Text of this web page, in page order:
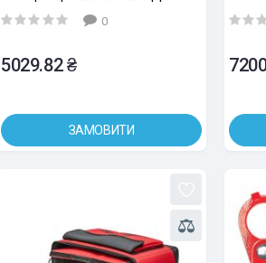
203.20мм. Ширина 20.36мм.
упаковке
0
5029.82 ₴
ЗАМОВИТИ